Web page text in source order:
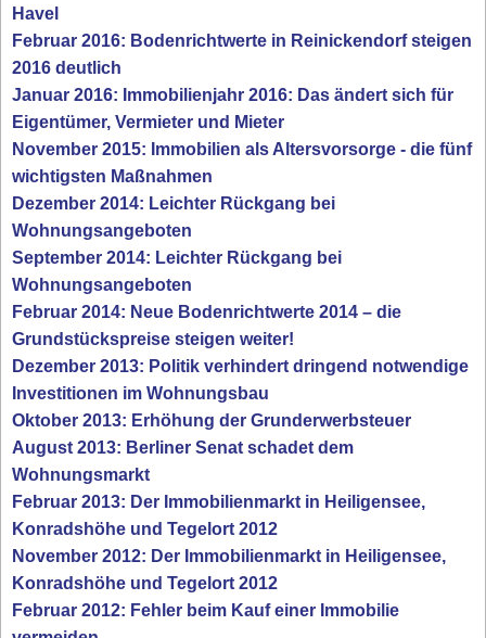
Havel
Februar 2016: Bodenrichtwerte in Reinickendorf steigen
2016 deutlich
Januar 2016: Immobilienjahr 2016: Das ändert sich für
Eigentümer, Vermieter und Mieter
November 2015: Immobilien als Altersvorsorge - die fünf
wichtigsten Maßnahmen
Dezember 2014: Leichter Rückgang bei
Wohnungsangeboten
September 2014: Leichter Rückgang bei
Wohnungsangeboten
Februar 2014: Neue Bodenrichtwerte 2014 – die
Grundstückspreise steigen weiter!
Dezember 2013: Politik verhindert dringend notwendige
Investitionen im Wohnungsbau
Oktober 2013: Erhöhung der Grunderwerbsteuer
August 2013: Berliner Senat schadet dem
Wohnungsmarkt
Februar 2013: Der Immobilienmarkt in Heiligensee,
Konradshöhe und Tegelort 2012
November 2012: Der Immobilienmarkt in Heiligensee,
Konradshöhe und Tegelort 2012
Februar 2012: Fehler beim Kauf einer Immobilie